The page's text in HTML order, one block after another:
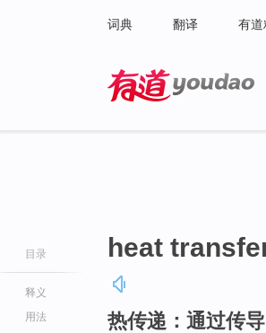
词典 翻译 有道
目录
释义
用法
heat
热传递：通过传